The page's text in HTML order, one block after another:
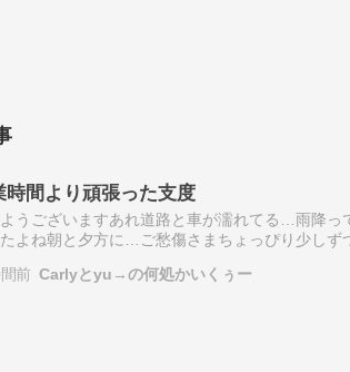
時間より頑張った支度
うございますあれ道路と車が濡れてる…雨降っ
たよね朝と夕方に…ご愁傷さまちょっぴり少しず
ンオフ…
前 Carlyとyu→の何処かいくぅー